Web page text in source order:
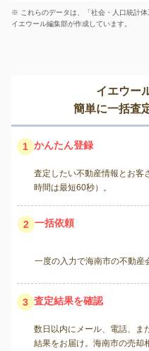
※ これらのデータは、「社会・人口統計
イエウール編集部が作成しています。
イエウー
簡単に一括査
1 かんたん登録
査定したい不動産情報とお客
時間は最短60秒）。
2 一括依頼
一度の入力で海南市の不動産
3 査定結果を確認
数日以内にメール、電話、ま
結果をお届け。海南市の売却